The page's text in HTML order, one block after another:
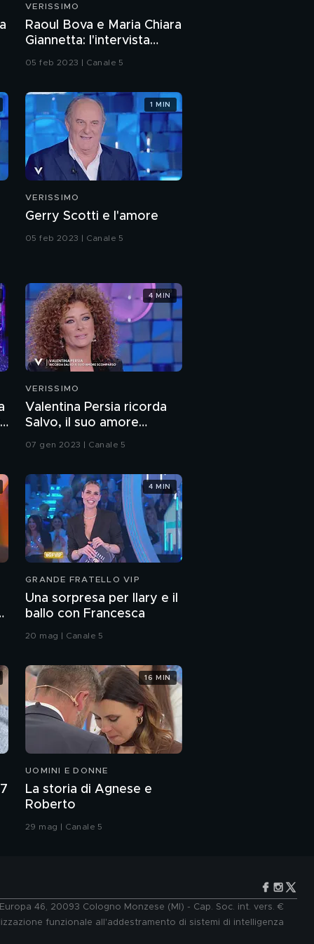
Ludovica Nasti
Ludovica Nasti: è nata
una stella
Ludovica Nasti e
l'amore per la sua
Ludovica Nasti: "La mia
periodo in ospedale
per la leucemia
Ludovica Nasti: "Ho
sconfitto la leucemia"
Ludovica Nasti e la
Ludovica Nasti: "I miei
vita da attrice"
Ludovica Nasti: "I miei
sogni"
Best of Angelo Pisani
Agata Pisani: "Da
grande voglio fare
l'attrice"
"Ti prendo alla lettera"
Agata
Angelo e Agata Pisani:
VERISSIMO
Raoul Bova e Maria Chiara
Giannetta: l'intervista
05 feb 2023 | Canale 5
VERISSIMO
Gerry Scotti e l'amore
05 feb 2023 | Canale 5
1 MIN
VERISSIMO
Valentina Persia ricorda
Salvo, il suo amore
scomparso
07 gen 2023 | Canale 5
4 MIN
GRANDE FRATELLO VIP
Una sorpresa per Ilary e il
ballo con Francesca
20 mag | Canale 5
4 MIN
UOMINI E DONNE
La storia di Agnese e
Roberto
29 mag | Canale 5
16 MIN
46, 20093 Cologno Monzese (MI) - Cap. Soc. int. vers. €
funzionale all'addestramento di sistemi di intelligenza